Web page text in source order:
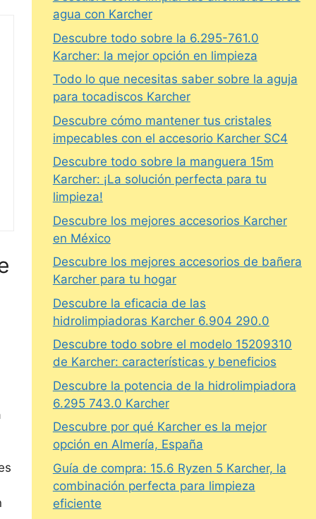
agua con Karcher
Descubre todo sobre la 6.295-761.0
Karcher: la mejor opción en limpieza
Todo lo que necesitas saber sobre la aguja
para tocadiscos Karcher
Descubre cómo mantener tus cristales
impecables con el accesorio Karcher SC4
Descubre todo sobre la manguera 15m
Karcher: ¡La solución perfecta para tu
limpieza!
Descubre los mejores accesorios Karcher
en México
Descubre los mejores accesorios de bañera
Karcher para tu hogar
Descubre la eficacia de las
hidrolimpiadoras Karcher 6.904 290.0
Descubre todo sobre el modelo 15209310
de Karcher: características y beneficios
Descubre la potencia de la hidrolimpiadora
6.295 743.0 Karcher
Descubre por qué Karcher es la mejor
opción en Almería, España
Guía de compra: 15.6 Ryzen 5 Karcher, la
combinación perfecta para limpieza
eficiente